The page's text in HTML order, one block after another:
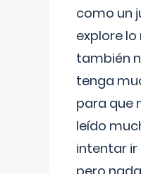
como un
explore
también
tenga
para que
leído
intentar ir